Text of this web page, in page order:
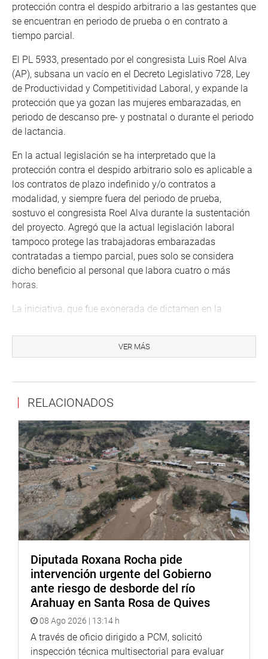
protección contra el despido arbitrario a las gestantes que
se encuentran en periodo de prueba o en contrato a
tiempo parcial.
El PL 5933, presentado por el congresista Luis Roel Alva
(AP), subsana un vacío en el Decreto Legislativo 728, Ley
de Productividad y Competitividad Laboral, y expande la
protección que ya gozan las mujeres embarazadas, en
periodo de descanso pre- y postnatal o durante el periodo
de lactancia.
En la actual legislación se ha interpretado que la
protección contra el despido arbitrario solo es aplicable a
los contratos de plazo indefinido y/o contratos a
modalidad, y siempre fuera del periodo de prueba,
sostuvo el congresista Roel Alva durante la sustentación
del proyecto. Agregó que la actual legislación laboral
tampoco protege las trabajadoras embarazadas
contratadas a tiempo parcial, pues solo se considera
dicho beneficio al personal que labora cuatro o más
horas.
La iniciativa, que fue exonerada de dictamen en la
9 abstenciones, además fue exonerada de segunda
votación por amplia mayoría, y quedó expedita para su
DESPACHO CONGRESAL
VER MÁS
RELACIONADOS
Diputada Roxana Rocha pide
intervención urgente del Gobierno
ante riesgo de desborde del río
Arahuay en Santa Rosa de Quives
08 Ago 2026 | 13:14 h
A través de oficio dirigido a PCM, solicitó
inspección técnica multisectorial para evaluar